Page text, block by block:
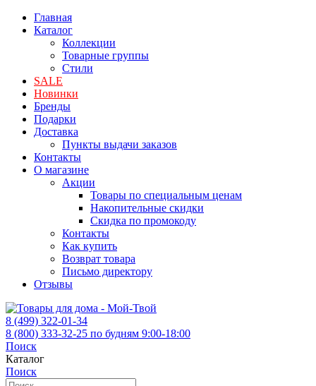
Главная
Каталог
Коллекции
Товарные группы
Стили
SALE
Новинки
Бренды
Подарки
Доставка
Пункты выдачи заказов
Контакты
О магазине
Акции
Товары по специальным ценам
Накопительные скидки
Скидка по промокоду
Контакты
Как купить
Возврат товара
Письмо директору
Отзывы
8 (499) 322-01-34
8 (800) 333-32-25 по будням 9:00-18:00
Поиск
Каталог
Поиск